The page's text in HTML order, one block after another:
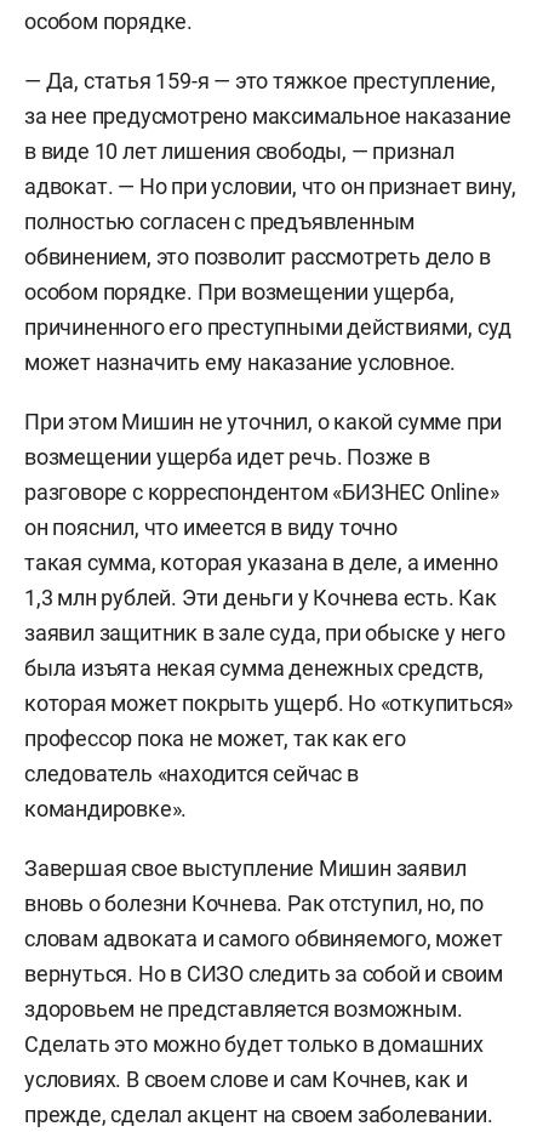
особом порядке.
— Да, статья 159-я — это тяжкое преступление,
за нее предусмотрено максимальное наказание
в виде 10 лет лишения свободы, — признал
адвокат. — Но при условии, что он признает вину,
полностью согласен с предъявленным
обвинением, это позволит рассмотреть дело в
особом порядке. При возмещении ущерба,
причиненного его преступными действиями, суд
может назначить ему наказание условное.
При этом Мишин не уточнил, о какой сумме при
возмещении ущерба идет речь. Позже в
разговоре с корреспондентом «БИЗНЕС Online»
он пояснил, что имеется в виду точно
такая сумма, которая указана в деле, а именно
1,3 млн рублей. Эти деньги у Кочнева есть. Как
заявил защитник в зале суда, при обыске у него
была изъята некая сумма денежных средств,
которая может покрыть ущерб. Но «откупиться»
профессор пока не может, так как его
следователь «находится сейчас в
командировке».
Завершая свое выступление Мишин заявил
вновь о болезни Кочнева. Рак отступил, но, по
словам адвоката и самого обвиняемого, может
вернуться. Но в СИЗО следить за собой и своим
здоровьем не представляется возможным.
Сделать это можно будет только в домашних
условиях. В своем слове и сам Кочнев, как и
прежде, сделал акцент на своем заболевании.